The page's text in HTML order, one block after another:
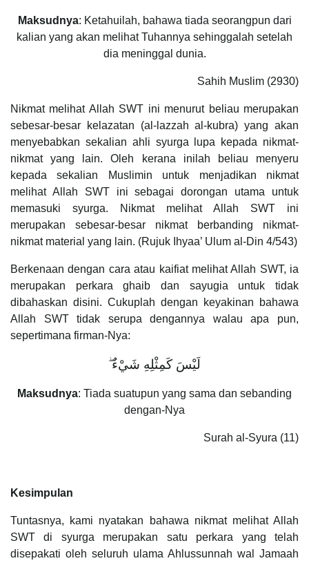
Maksudnya: Ketahuilah, bahawa tiada seorangpun dari
kalian yang akan melihat Tuhannya sehinggalah setelah
dia meninggal dunia.
Sahih Muslim (2930)
Nikmat melihat Allah SWT ini menurut beliau merupakan
sebesar-besar kelazatan (al-lazzah al-kubra) yang akan
menyebabkan sekalian ahli syurga lupa kepada nikmat-
nikmat yang lain. Oleh kerana inilah beliau menyeru
kepada sekalian Muslimin untuk menjadikan nikmat
melihat Allah SWT ini sebagai dorongan utama untuk
memasuki syurga. Nikmat melihat Allah SWT ini
merupakan sebesar-besar nikmat berbanding nikmat-
nikmat material yang lain. (Rujuk Ihyaa’ Ulum al-Din 4/543)
Berkenaan dengan cara atau kaifiat melihat Allah SWT, ia
merupakan perkara ghaib dan sayugia untuk tidak
dibahaskan disini. Cukuplah dengan keyakinan bahawa
Allah SWT tidak serupa dengannya walau apa pun,
sepertimana firman-Nya:
لَيْسَ كَمِثْلِهِ شَيْءٌ ۖ
Maksudnya: Tiada suatupun yang sama dan sebanding
dengan-Nya
Surah al-Syura (11)
Kesimpulan
Tuntasnya, kami nyatakan bahawa nikmat melihat Allah
SWT di syurga merupakan satu perkara yang telah
disepakati oleh seluruh ulama Ahlussunnah wal Jamaah